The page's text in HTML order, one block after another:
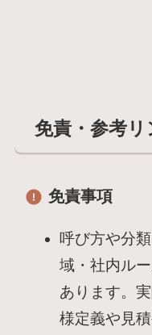
免責・参考
免責事項
呼び方や分
域・社内ル
あります。
様定義や見